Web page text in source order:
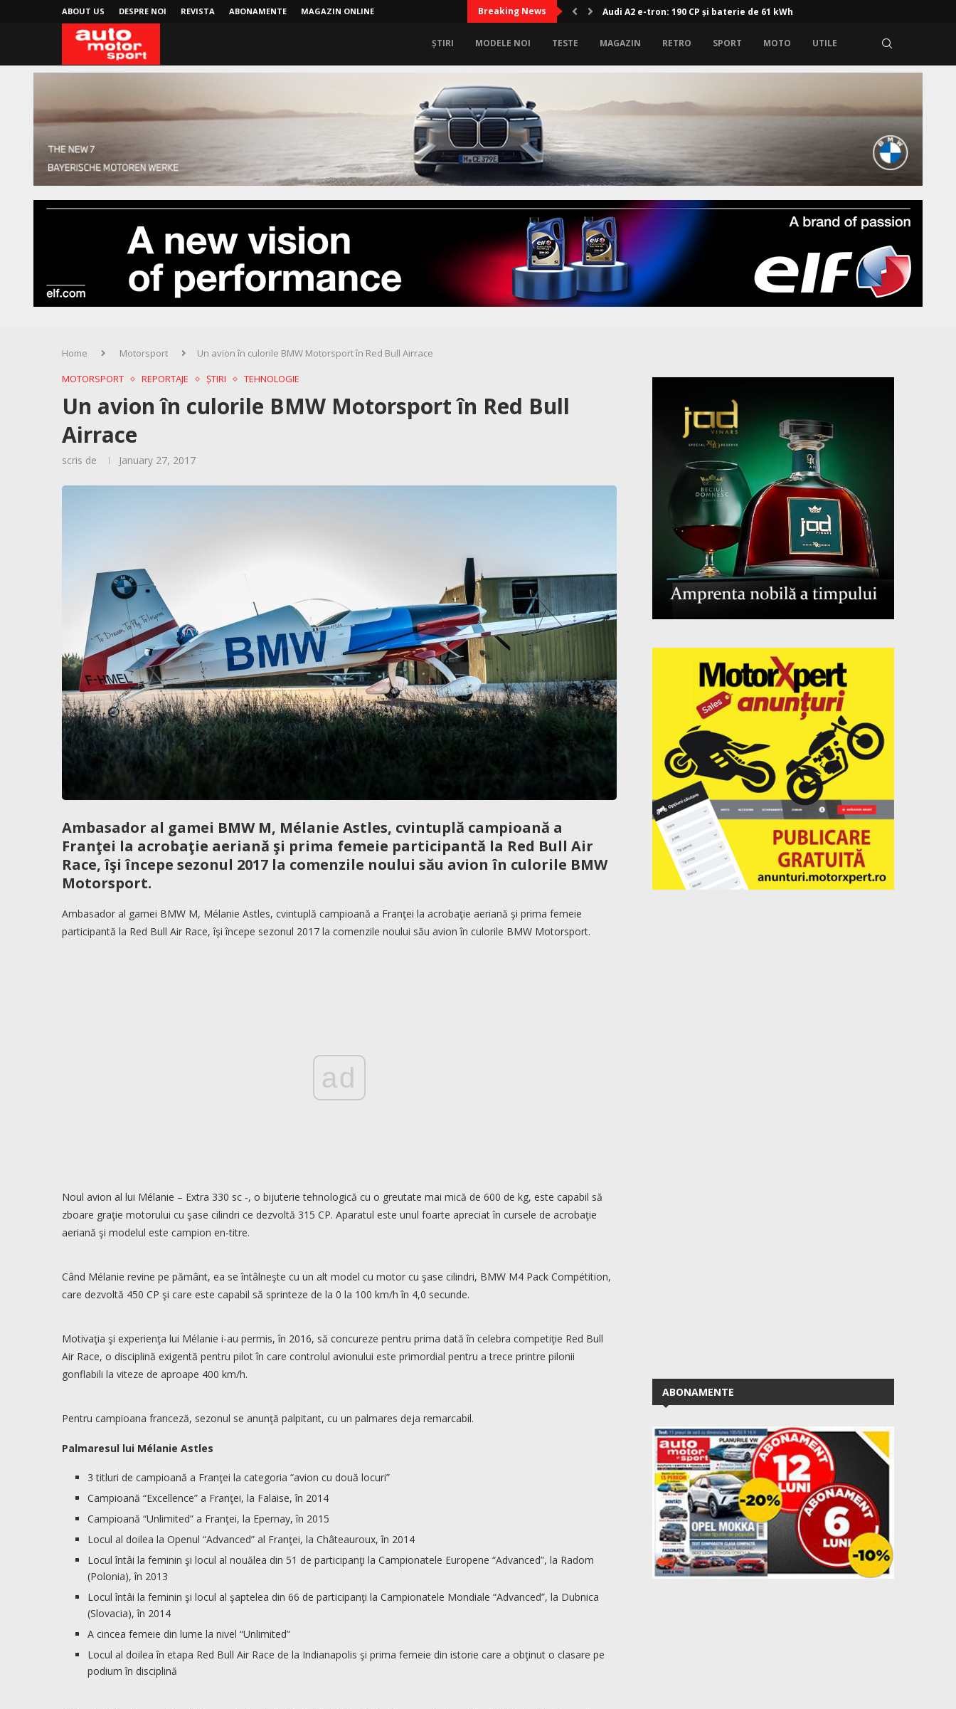
ABOUT US DESPRE NOI REVISTA ABONAMENTE MAGAZIN ONLINE Breaking News Audi A2 e-tron: 190 CP și baterie de 61 kWh
ȘTIRI MODELE NOI TESTE MAGAZIN RETRO SPORT MOTO UTILE
Home Motorsport
Un avion în culorile BMW Motorsport în Red Bull Airrace
MOTORSPORT
REPORTAJE ȘTIRI TEHNOLOGIE
Un avion în culorile BMW Motorsport în Red Bull
Airrace
scris de January 27, 2017
Ambasador al gamei BMW M, Mélanie Astles, cvintuplă campioană a
Franţei la acrobaţie aeriană şi prima femeie participantă la Red Bull Air
Race, îşi începe sezonul 2017 la comenzile noului său avion în culorile BMW
Motorsport.
Ambasador al gamei BMW M, Mélanie Astles, cvintuplă campioană a Franţei la acrobaţie aeriană şi prima femeie
participantă la Red Bull Air Race, îşi începe sezonul 2017 la comenzile noului său avion în culorile BMW Motorsport.
ad
Noul avion al lui Mélanie – Extra 330 sc -, o bijuterie tehnologică cu o greutate mai mică de 600 de kg, este capabil să
zboare graţie motorului cu şase cilindri ce dezvoltă 315 CP. Aparatul este unul foarte apreciat în cursele de acrobaţie
aeriană şi modelul este campion en-titre.
Când Mélanie revine pe pământ, ea se întâlneşte cu un alt model cu motor cu şase cilindri, BMW M4 Pack Compétition,
care dezvoltă 450 CP şi care este capabil să sprinteze de la 0 la 100 km/h în 4,0 secunde.
Motivaţia şi experienţa lui Mélanie i-au permis, în 2016, să concureze pentru prima dată în celebra competiţie Red Bull
Air Race, o disciplină exigentă pentru pilot în care controlul avionului este primordial pentru a trece printre pilonii
gonflabili la viteze de aproape 400 km/h.
Pentru campioana franceză, sezonul se anunţă palpitant, cu un palmares deja remarcabil.
Palmaresul lui Mélanie Astles
3 titluri de campioană a Franţei la categoria “avion cu două locuri”
Campioană “Excellence” a Franţei, la Falaise, în 2014
Campioană “Unlimited” a Franţei, la Epernay, în 2015
Locul al doilea la Openul “Advanced” al Franţei, la Châteauroux, în 2014
Locul întâi la feminin şi locul al nouălea din 51 de participanţi la Campionatele Europene “Advanced”, la Radom
(Polonia), în 2013
Locul întâi la feminin şi locul al şaptelea din 66 de participanţi la Campionatele Mondiale “Advanced”, la Dubnica
(Slovacia), în 2014
A cincea femeie din lume la nivel “Unlimited”
Locul al doilea în etapa Red Bull Air Race de la Indianapolis şi prima femeie din istorie care a obţinut o clasare pe
podium în disciplină
ABONAMENTE